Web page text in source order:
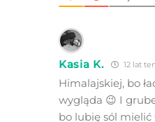
Kasia K. 12 lat
Himalajskiej, bo
wygląda 😉 I
bo lubię sól mielić